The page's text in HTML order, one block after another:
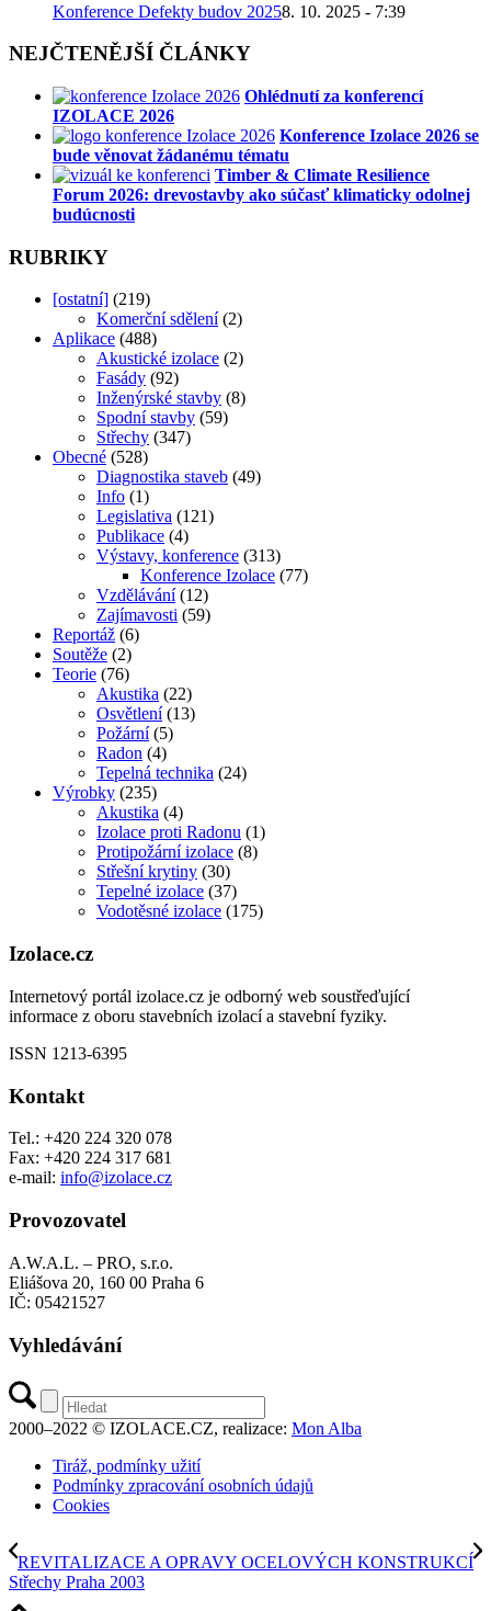
Konference Defekty budov 20258. 10. 2025 - 7:39
NEJČTENĚJŠÍ ČLÁNKY
Ohlédnutí za konferencí
IZOLACE 2026
Konference Izolace 2026 se
bude věnovat žádanému tématu
Timber & Climate Resilience
Forum 2026: drevostavby ako súčasť klimaticky odolnej
budúcnosti
RUBRIKY
[ostatní] (219)
Komerční sdělení (2)
Aplikace (488)
Akustické izolace (2)
Fasády (92)
Inženýrské stavby (8)
Spodní stavby (59)
Střechy (347)
Obecné (528)
Diagnostika staveb (49)
Info (1)
Legislativa (121)
Publikace (4)
Výstavy, konference (313)
Konference Izolace (77)
Vzdělávání (12)
Zajímavosti (59)
Reportáž (6)
Soutěže (2)
Teorie (76)
Akustika (22)
Osvětlení (13)
Požární (5)
Radon (4)
Tepelná technika (24)
Výrobky (235)
Akustika (4)
Izolace proti Radonu (1)
Protipožární izolace (8)
Střešní krytiny (30)
Tepelné izolace (37)
Vodotěsné izolace (175)
Izolace.cz
Internetový portál izolace.cz je odborný web soustřeďující
informace z oboru stavebních izolací a stavební fyziky.
ISSN 1213-6395
Kontakt
Tel.: +420 224 320 078
Fax: +420 224 317 681
e-mail: info@izolace.cz
Provozovatel
A.W.A.L. – PRO, s.r.o.
Eliášova 20, 160 00 Praha 6
IČ: 05421527
Vyhledávání
2000–2022 © IZOLACE.CZ, realizace: Mon Alba
Tiráž, podmínky užití
Podmínky zpracování osobních údajů
Cookies
REVITALIZACE A OPRAVY OCELOVÝCH KONSTRUKCÍ
Střechy Praha 2003